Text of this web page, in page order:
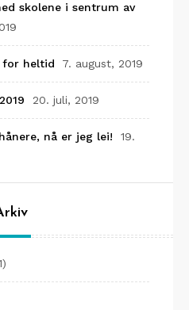
skolene i sentrum av
for heltid 7. august, 2019
20. juli, 2019
nå er jeg lei!
19.